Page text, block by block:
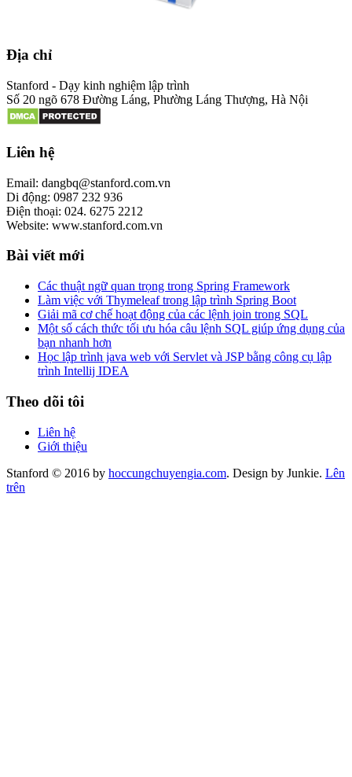
Địa chỉ
Stanford - Dạy kinh nghiệm lập trình
Số 20 ngõ 678 Đường Láng, Phường Láng Thượng, Hà Nội
Liên hệ
Email: dangbq@stanford.com.vn
Di động: 0987 232 936
Điện thoại: 024. 6275 2212
Website: www.stanford.com.vn
Bài viết mới
Các thuật ngữ quan trọng trong Spring Framework
Làm việc với Thymeleaf trong lập trình Spring Boot
Giải mã cơ chế hoạt động của các lệnh join trong SQL
Một số cách thức tối ưu hóa câu lệnh SQL giúp ứng dụng của
bạn nhanh hơn
Học lập trình java web với Servlet và JSP bằng công cụ lập
trình Intellij IDEA
Theo dõi tôi
Liên hệ
Giới thiệu
Stanford © 2016 by hoccungchuyengia.com. Design by Junkie. Lên
trên